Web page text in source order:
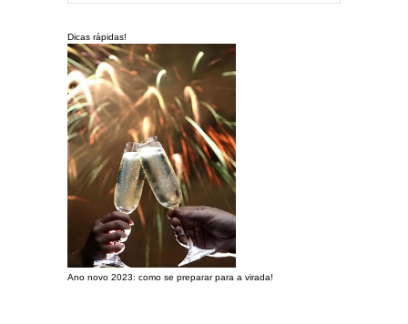
Dicas rápidas!
Ano novo 2023: como se preparar para a virada!